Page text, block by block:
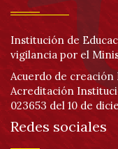
Institución de
vigilancia por el
Acuerdo de creación
Acreditación
023653 del 10 de
Redes sociales